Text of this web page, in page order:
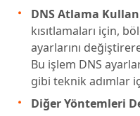
DNS Atlama
kısıtlamaları için,
ayarlarını
Bu işlem DNS
gibi teknik adımlar
Diğer Yöntemleri